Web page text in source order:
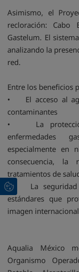
Asimismo, el
recloración:
Gastelum. El
analizando la
red.
Entre los beneficios
• El acceso al
contaminantes
• La protección
enfermedades
especialmente en
consecuencia, la
tratamientos de
• La seguridad
estándares que
imagen
Aqualia México
Organismo